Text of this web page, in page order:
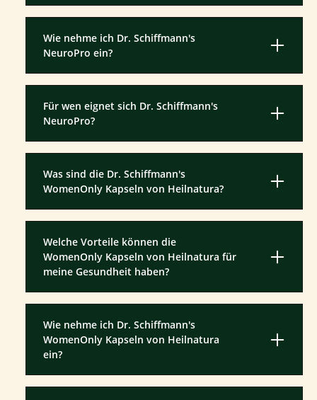
Wie nehme ich Dr. Schiffmann's
NeuroPro ein?
Für wen eignet sich Dr. Schiffmann's
NeuroPro?
Was sind die Dr. Schiffmann's
WomenOnly Kapseln von Heilnatura?
Welche Vorteile können die
WomenOnly Kapseln von Heilnatura für
meine Gesundheit haben?
Wie nehme ich Dr. Schiffmann's
WomenOnly Kapseln von Heilnatura
ein?